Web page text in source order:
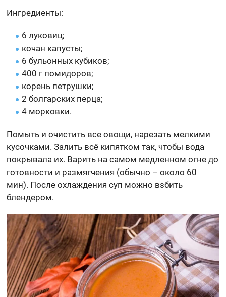
Ингредиенты:
6 луковиц;
кочан капусты;
6 бульонных кубиков;
400 г помидоров;
корень петрушки;
2 болгарских перца;
4 морковки.
Помыть и очистить все овощи, нарезать мелкими
кусочками. Залить всё кипятком так, чтобы вода
покрывала их. Варить на самом медленном огне до
готовности и размягчения (обычно – около 60
мин). После охлаждения суп можно взбить
блендером.